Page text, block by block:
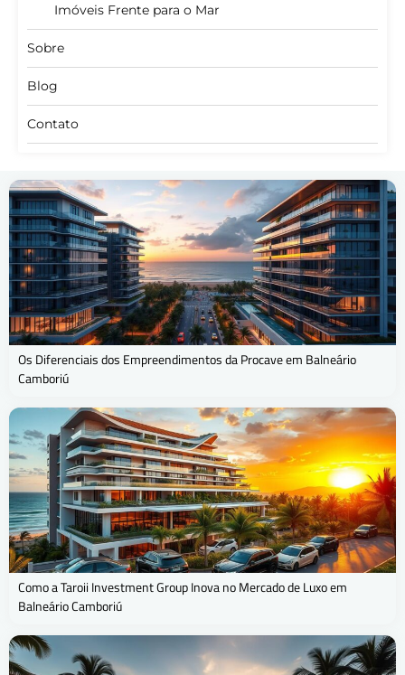
Imóveis Frente para o Mar
Sobre
Blog
Contato
Os Diferenciais dos Empreendimentos da Procave em Balneário
Camboriú
Como a Taroii Investment Group Inova no Mercado de Luxo em
Balneário Camboriú